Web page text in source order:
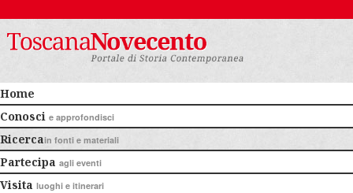
Home
Conosci e approfondisci
Ricercain fonti e materiali
Partecipa agli eventi
Visita luoghi e itinerari